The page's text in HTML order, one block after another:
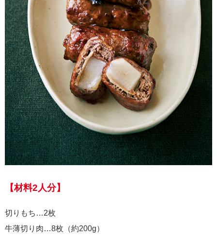
【材料2人分】
切りもち…2枚
牛薄切り肉…8枚（約200g）